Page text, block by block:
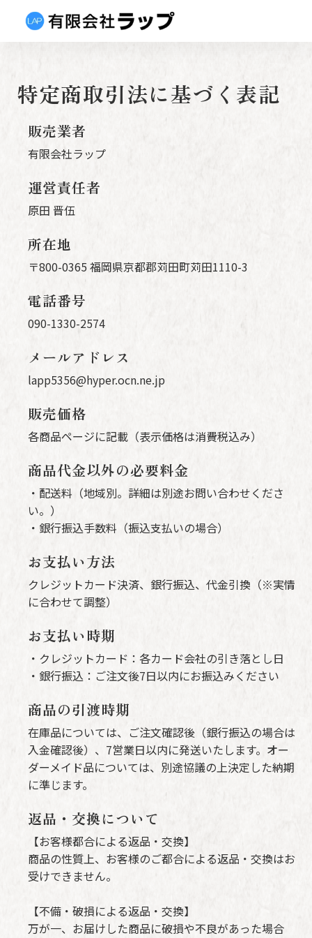
特定商取引法に基づく表記
販売業者
有限会社ラップ
運営責任者
原田 晋伍
所在地
〒800-0365 福岡県京都郡苅田町苅田1110-3
電話番号
090-1330-2574
メールアドレス
lapp5356@hyper.ocn.ne.jp
販売価格
各商品ページに記載（表示価格は消費税込み）
商品代金以外の必要料金
・配送料（地域別。詳細は別途お問い合わせくださ
い。）
・銀行振込手数料（振込支払いの場合）
お支払い方法
クレジットカード決済、銀行振込、代金引換（※実情
に合わせて調整）
お支払い時期
・クレジットカード：各カード会社の引き落とし日
・銀行振込：ご注文後7日以内にお振込みください
商品の引渡時期
在庫品については、ご注文確認後（銀行振込の場合は
入金確認後）、7営業日以内に発送いたします。オー
ダーメイド品については、別途協議の上決定した納期
に準じます。
返品・交換について
【お客様都合による返品・交換】
商品の性質上、お客様のご都合による返品・交換はお
受けできません。
【不備・破損による返品・交換】
万が一、お届けした商品に破損や不良があった場合